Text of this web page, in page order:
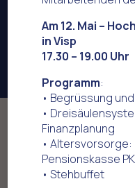
Home
Offres
Mobilität -
Am 12. Mai –
in Visp
17.30 – 19.00 Uhr
Programm:
• Begrüssung
•
Finanzplanung
•
Pensionskasse
• Stehbuffet